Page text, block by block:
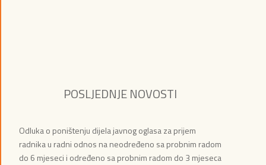
POSLJEDNJE NOVOSTI
Odluka o poništenju dijela javnog oglasa za prijem
radnika u radni odnos na neodređeno sa probnim radom
do 6 mjeseci i određeno sa probnim radom do 3 mjeseca